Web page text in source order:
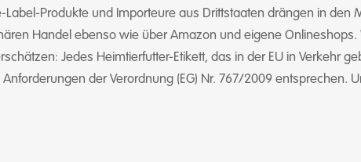
Label-Produkte und Importeure aus Drittstaaten drängen in den
Handel ebenso wie über Amazon und eigene Onlineshops.
Jedes Heimtierfutter-Etikett, das in der EU in Verkehr
der Verordnung (EG) Nr. 767/2009 entsprechen.